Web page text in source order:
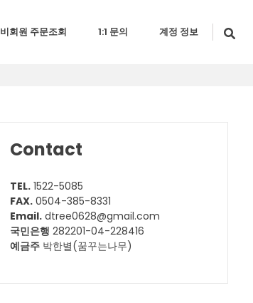
비회원 주문조회 1:1 문의 계정 정보
Contact
TEL. 1522-5085
FAX. 0504-385-8331
Email. dtree0628@gmail.com
국민은행 282201-04-228416
예금주 박한별(꿈꾸는나무)